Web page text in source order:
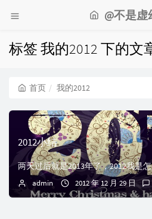
@不是虚
标签 我的2012 下的文
首页 我的2012
2012小结
admin 2012 年 12 月 29 日